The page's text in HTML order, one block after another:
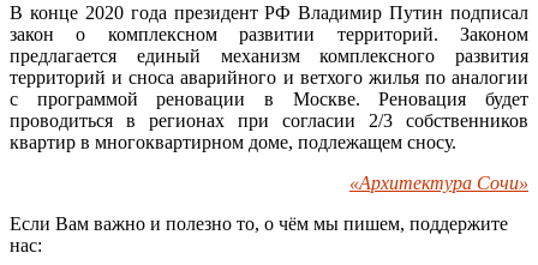
В конце 2020 года президент РФ Владимир Путин подписал
закон о комплексном развитии территорий. Законом
предлагается единый механизм комплексного развития
территорий и сноса аварийного и ветхого жилья по аналогии
с программой реновации в Москве. Реновация будет
проводиться в регионах при согласии 2/3 собственников
квартир в многоквартирном доме, подлежащем сносу.
«Архитектура Сочи»
Если Вам важно и полезно то, о чём мы пишем, поддержите
нас: